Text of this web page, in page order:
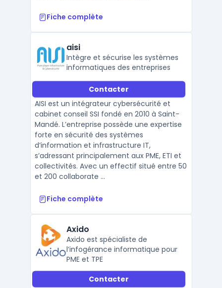
Fiche complète
aisi
Intègre et sécurise les systèmes
informatiques des entreprises
Contacter
AISI est un intégrateur cybersécurité et
cabinet conseil SSI fondé en 2010 à Saint-
Mandé. L’entreprise possède une expertise
forte en sécurité des systèmes
d’information et infrastructure IT,
s’adressant principalement aux PME, ETI et
collectivités. Avec un effectif situé entre 50
et 200 collaborate ...
Fiche complète
Axido
Axido est spécialiste de
l’infogérance informatique pour
PME et TPE
Contacter